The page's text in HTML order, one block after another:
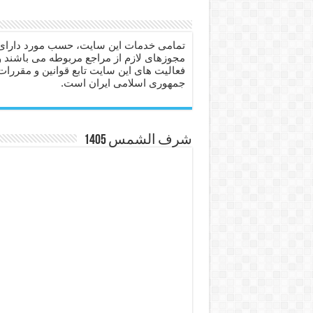
دعا برای عاشق شدن طرف
دعای حفظ جان عزیزان از
انواع ذکرهای الهی و خواص
دعای روزی و رفع فقر –
دعای قوی برای حاجات دنیا
ختم سوره تکاثر برای جذب
دعا قدرت و توانمندی –
دعای ابودردا برای در امان
تمامی خدمات این سایت، حسب مورد
مجوزهای لازم از مراجع مربوطه می باشند
فعالیت های این سایت تابع قوانین و
جمهوری اسلامی ایران است.
شرف الشمس 1405